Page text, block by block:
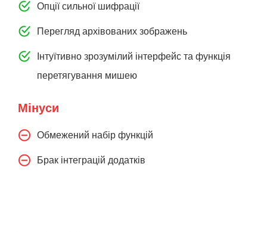
Опції сильної шифрації
Перегляд архівованих зображень
Інтуїтивно зрозумілий інтерфейс та функція
перетягування мишею
Мінуси
Обмежений набір функцій
Брак інтеграцій додатків